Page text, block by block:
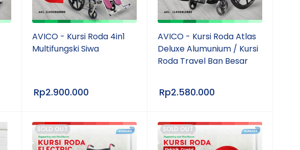
AVICO - Kursi Roda 4in1
Multifungski Siwa
Rp2.900.000
AVICO - Kursi Roda Atlas
Deluxe Alumunium / Kursi
Roda Travel Ban Besar
Rp2.580.000
SOLD OUT SOLD OUT